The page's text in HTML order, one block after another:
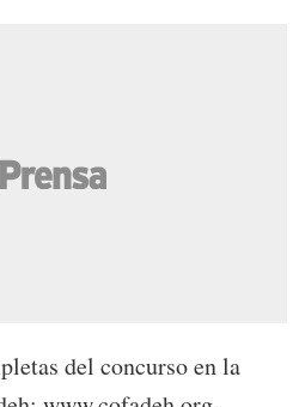
del concurso en la